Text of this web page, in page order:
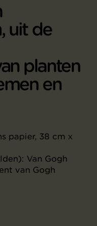
uit de
planten
en
papier, 38 cm x
Van Gogh
van Gogh